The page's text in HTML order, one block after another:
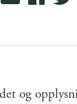
og